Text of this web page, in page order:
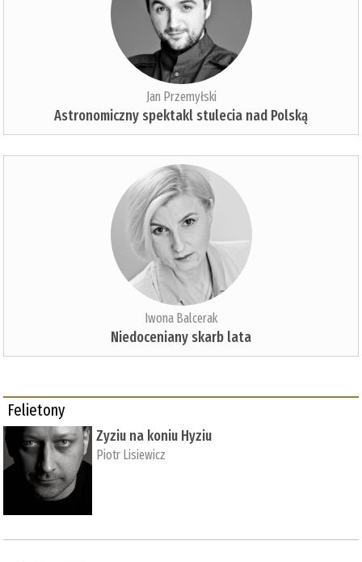
Jan Przemyłski
Astronomiczny spektakl stulecia nad Polską
Iwona Balcerak
Niedoceniany skarb lata
Felietony
Zyziu na koniu Hyziu
Piotr Lisiewicz